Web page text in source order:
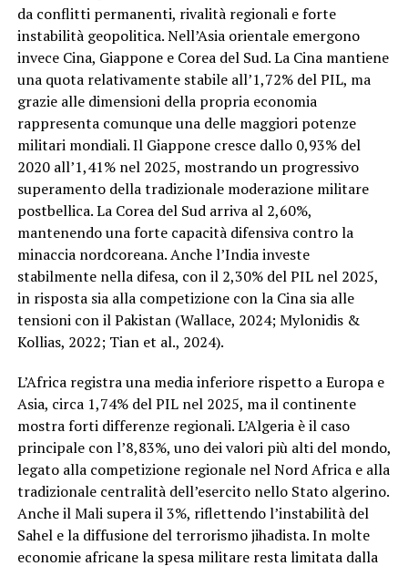
da conflitti permanenti, rivalità regionali e forte
instabilità geopolitica. Nell’Asia orientale emergono
invece Cina, Giappone e Corea del Sud. La Cina mantiene
una quota relativamente stabile all’1,72% del PIL, ma
grazie alle dimensioni della propria economia
rappresenta comunque una delle maggiori potenze
militari mondiali. Il Giappone cresce dallo 0,93% del
2020 all’1,41% nel 2025, mostrando un progressivo
superamento della tradizionale moderazione militare
postbellica. La Corea del Sud arriva al 2,60%,
mantenendo una forte capacità difensiva contro la
minaccia nordcoreana. Anche l’India investe
stabilmente nella difesa, con il 2,30% del PIL nel 2025,
in risposta sia alla competizione con la Cina sia alle
tensioni con il Pakistan (Wallace, 2024; Mylonidis &
Kollias, 2022; Tian et al., 2024).
L’Africa registra una media inferiore rispetto a Europa e
Asia, circa 1,74% del PIL nel 2025, ma il continente
mostra forti differenze regionali. L’Algeria è il caso
principale con l’8,83%, uno dei valori più alti del mondo,
legato alla competizione regionale nel Nord Africa e alla
tradizionale centralità dell’esercito nello Stato algerino.
Anche il Mali supera il 3%, riflettendo l’instabilità del
Sahel e la diffusione del terrorismo jihadista. In molte
economie africane la spesa militare resta limitata dalla